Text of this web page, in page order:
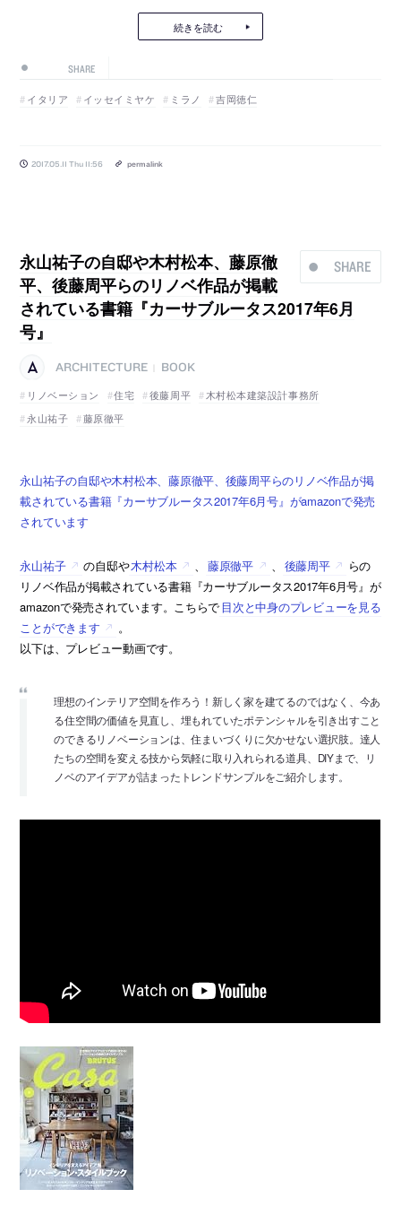
続きを読む
SHARE
イタリア イッセイミヤケ ミラノ 吉岡徳仁
2017.05.11 Thu 11:56 permalink
SHARE
永山祐子の自邸や木村松本、藤原徹
平、後藤周平らのリノベ作品が掲載
されている書籍『カーサブルータス2017年6月
号』
ARCHITECTURE
BOOK
リノベーション
住宅 後藤周平
木村松本建築設計事務所
永山祐子
藤原徹平
永山祐子の自邸や木村松本、藤原徹平、後藤周平らのリノベ作品が掲
載されている書籍『カーサブルータス2017年6月号』がamazonで発売
されています
永山祐子 の自邸や木村松本 、 藤原徹平 、 後藤周平
らの
リノベ作品が掲載されている書籍『カーサブルータス2017年6月号』が
amazonで発売されています。こちらで目次と中身のプレビューを見る
ことができます
。
以下は、プレビュー動画です。
理想のインテリア空間を作ろう！新しく家を建てるのではなく、今あ
る住空間の価値を見直し、埋もれていたポテンシャルを引き出すこと
のできるリノベーションは、住まいづくりに欠かせない選択肢。達人
たちの空間を変える技から気軽に取り入れられる道具、DIYまで、リ
ノベのアイデアが詰まったトレンドサンプルをご紹介します。